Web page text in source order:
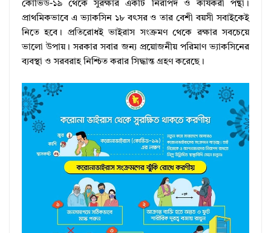
কোভিড-১৯ থেকে সুরক্ষার একটি নিরাপদ ও কার্যকরী পন্থা।
প্রাথমিকভাবে এ ভ্যাকসিন ১৮ বৎসর ও তার বেশী বয়সী সবাইকেই
নিতে হবে। প্রতিরোধই ভাইরাস সংক্রমণ থেকে রক্ষার সবচেয়ে
ভালো উপায়। সরকার সবার জন্য প্রয়োজনীয় পরিমাণ ভ্যাকসিনের
ব্যবস্থা ও সরবরাহ নিশ্চিত করার সিদ্ধান্ত গ্রহণ করেছে।